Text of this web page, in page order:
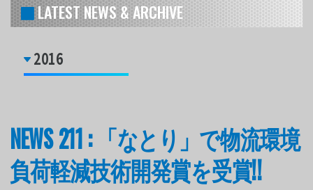
LATEST NEWS & ARCHIVE
2016
NEWS 211 : 「なとり」で物流環境
負荷軽減技術開発賞を受賞!!